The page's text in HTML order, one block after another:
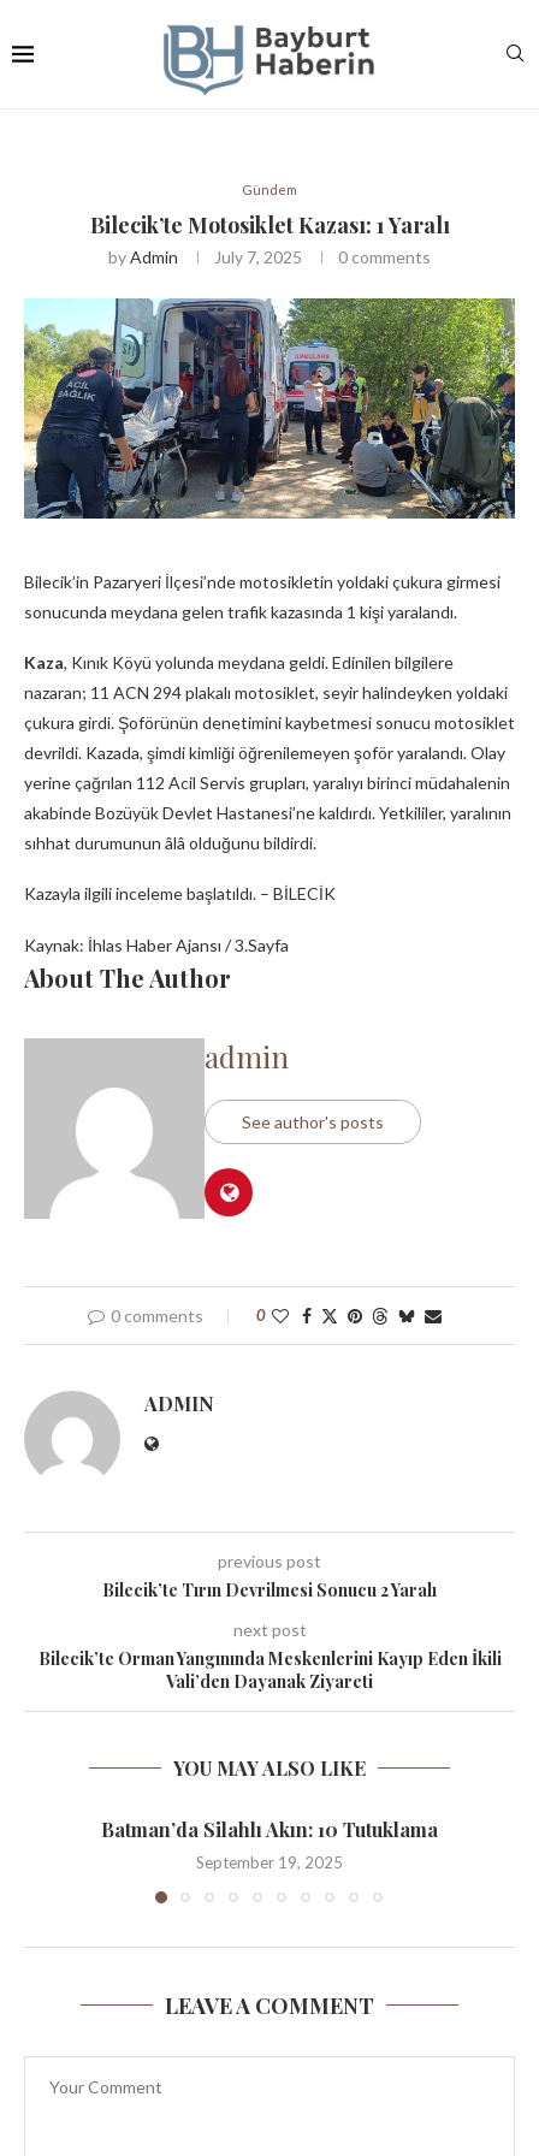
Gündem
Bilecik’te Motosiklet Kazası: 1 Yaralı
byAdmin July 7, 2025 0 comments
Bilecik’in Pazaryeri İlçesi’nde motosikletin yoldaki çukura girmesi
sonucunda meydana gelen trafik kazasında 1 kişi yaralandı.
Kaza, Kınık Köyü yolunda meydana geldi. Edinilen bilgilere
nazaran; 11 ACN 294 plakalı motosiklet, seyir halindeyken yoldaki
çukura girdi. Şoförünün denetimini kaybetmesi sonucu motosiklet
devrildi. Kazada, şimdi kimliği öğrenilemeyen şoför yaralandı. Olay
yerine çağrılan 112 Acil Servis grupları, yaralıyı birinci müdahalenin
akabinde Bozüyük Devlet Hastanesi’ne kaldırdı. Yetkililer, yaralının
sıhhat durumunun âlâ olduğunu bildirdi.
Kazayla ilgili inceleme başlatıldı. – BİLECİK
Kaynak: İhlas Haber Ajansı / 3.Sayfa
About The Author
admin
See author's posts
0 comments 0
ADMIN
previous post
Bilecik’te Tırın Devrilmesi Sonucu 2 Yaralı
next post
Bilecik’te Orman Yangınında Meskenlerini Kayıp Eden İkili
Vali’den Dayanak Ziyareti
YOU MAY ALSO LIKE
Batman’da Silahlı Akın: 10 Tutuklama
September 19, 2025
LEAVE A COMMENT